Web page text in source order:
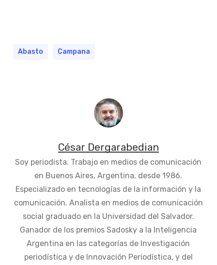
Abasto Campana
César Dergarabedian
Soy periodista. Trabajo en medios de comunicación
en Buenos Aires, Argentina, desde 1986.
Especializado en tecnologías de la información y la
comunicación. Analista en medios de comunicación
social graduado en la Universidad del Salvador.
Ganador de los premios Sadosky a la Inteligencia
Argentina en las categorías de Investigación
periodística y de Innovación Periodística, y del